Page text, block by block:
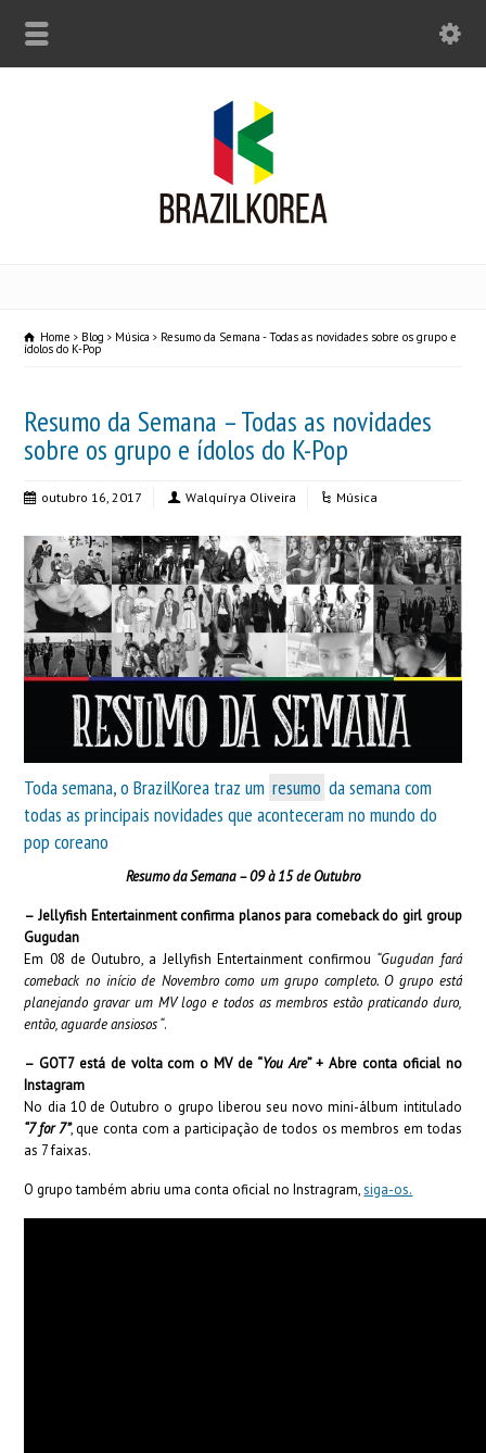
Home Blog Música Resumo da Semana - Todas as novidades sobre os grupo e
ídolos do K-Pop
Resumo da Semana – Todas as novidades
sobre os grupo e ídolos do K-Pop
outubro 16, 2017 Walquírya Oliveira Música
Toda semana, o BrazilKorea traz um resumo da semana com
todas as principais novidades que aconteceram no mundo do
pop coreano
Resumo da Semana – 09 à 15 de Outubro
– Jellyfish Entertainment confirma planos para comeback do girl group
Gugudan
Em 08 de Outubro, a Jellyfish Entertainment confirmou “Gugudan fará
comeback no início de Novembro como um grupo completo. O grupo está
planejando gravar um MV logo e todos as membros estão praticando duro,
então, aguarde ansiosos “.
– GOT7 está de volta com o MV de “You Are” + Abre conta oficial no
Instagram
No dia 10 de Outubro o grupo liberou seu novo mini-álbum intitulado
“7 for 7”, que conta com a participação de todos os membros em todas
as 7 faixas.
O grupo também abriu uma conta oficial no Instragram,siga-os.